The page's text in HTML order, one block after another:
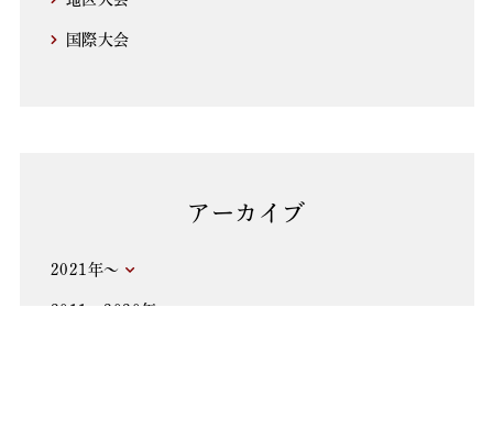
国際大会
アーカイブ
2021年～
2011～2020年